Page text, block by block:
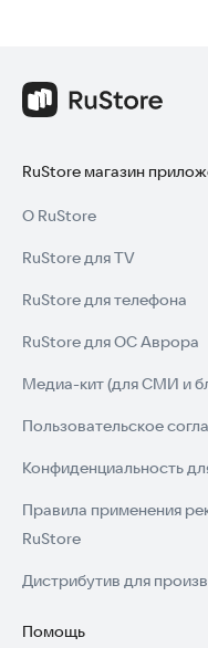
RuStore магазин
О RuStore
RuStore для TV
RuStore для телефона
RuStore для ОС Аврора
Медиа-кит (для СМИ и
Пользовательское
Конфиденциальность
Правила применения
RuStore
Дистрибутив для
Помощь